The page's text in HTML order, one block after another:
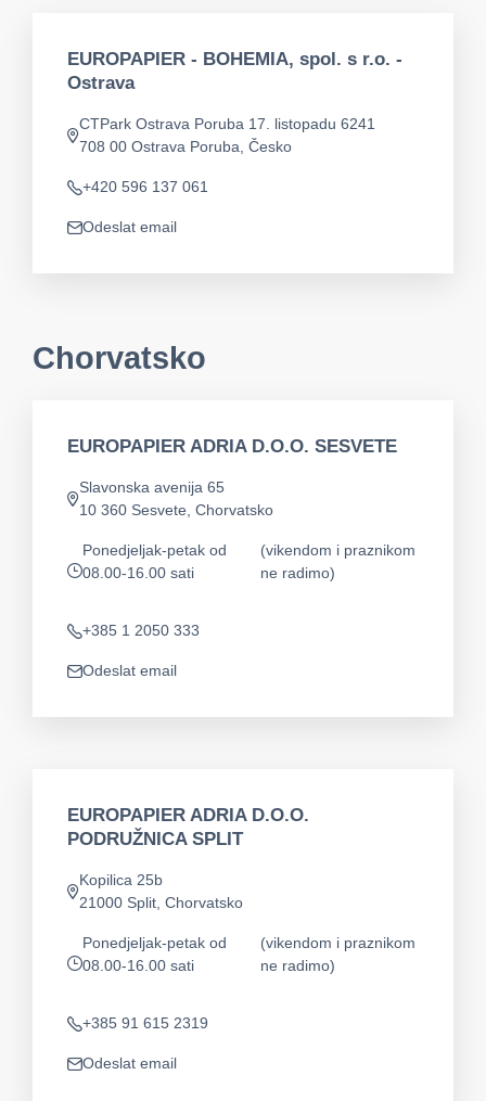
EUROPAPIER - BOHEMIA, spol. s r.o. -
Ostrava
Adresa
CTPark Ostrava Poruba 17. listopadu 6241
708 00 Ostrava Poruba, Česko
Telefon
+420 596 137 061
app.mail
Odeslat email
Chorvatsko
EUROPAPIER ADRIA D.O.O. SESVETE
Adresa
Slavonska avenija 65
10 360 Sesvete, Chorvatsko
app.opening-times
Ponedjeljak-petak od
08.00-16.00 sati
(vikendom i praznikom
ne radimo)
Telefon
+385 1 2050 333
app.mail
Odeslat email
EUROPAPIER ADRIA D.O.O.
PODRUŽNICA SPLIT
Adresa
Kopilica 25b
21000 Split, Chorvatsko
app.opening-times
Ponedjeljak-petak od
08.00-16.00 sati
(vikendom i praznikom
ne radimo)
Telefon
+385 91 615 2319
app.mail
Odeslat email